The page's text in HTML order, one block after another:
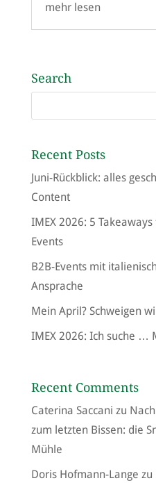
mehr lesen
Search
Recent Posts
Juni-Rückblick: alles
Content
IMEX 2026: 5
Events
B2B-Events mit
Ansprache
Mein April? Schweigen
IMEX 2026: Ich suche …
Recent Comments
Caterina Saccani zu
zum letzten Bissen: die
Mühle
Doris Hofmann-Lange zu